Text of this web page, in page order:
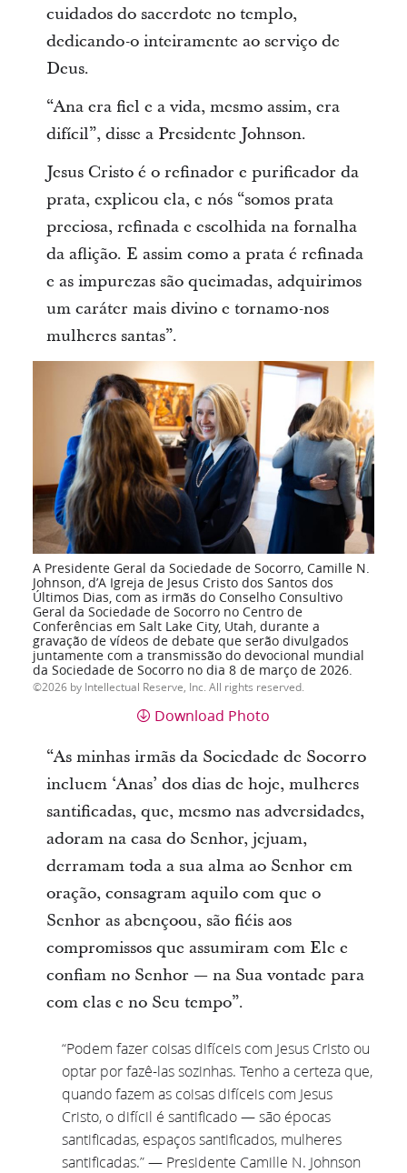
cuidados do sacerdote no templo,
dedicando-o inteiramente ao serviço de
Deus.
“Ana era fiel e a vida, mesmo assim, era
difícil”, disse a Presidente Johnson.
Jesus Cristo é o refinador e purificador da
prata, explicou ela, e nós “somos prata
preciosa, refinada e escolhida na fornalha
da aflição. E assim como a prata é refinada
e as impurezas são queimadas, adquirimos
um caráter mais divino e tornamo-nos
mulheres santas”.
A Presidente Geral da Sociedade de Socorro, Camille N.
Johnson, d’A Igreja de Jesus Cristo dos Santos dos
Últimos Dias, com as irmãs do Conselho Consultivo
Geral da Sociedade de Socorro no Centro de
Conferências em Salt Lake City, Utah, durante a
gravação de vídeos de debate que serão divulgados
juntamente com a transmissão do devocional mundial
da Sociedade de Socorro no dia 8 de março de 2026.
2026 by Intellectual Reserve, Inc. All rights reserved.
Download Photo
“As minhas irmãs da Sociedade de Socorro
incluem ‘Anas’ dos dias de hoje, mulheres
santificadas, que, mesmo nas adversidades,
adoram na casa do Senhor, jejuam,
derramam toda a sua alma ao Senhor em
oração, consagram aquilo com que o
Senhor as abençoou, são fiéis aos
compromissos que assumiram com Ele e
confiam no Senhor — na Sua vontade para
com elas e no Seu tempo”.
“Podem fazer coisas difíceis com Jesus Cristo ou
optar por fazê-las sozinhas. Tenho a certeza que,
quando fazem as coisas difíceis com Jesus
Cristo, o difícil é santificado — são épocas
santificadas, espaços santificados, mulheres
santificadas.” — Presidente Camille N. Johnson